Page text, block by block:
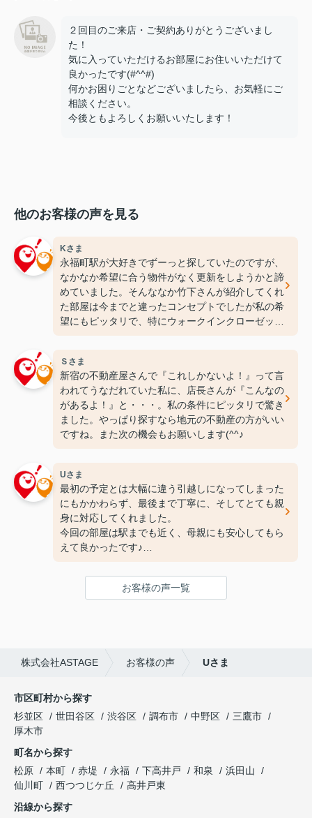
２回目のご来店・ご契約ありがとうございまし
た！
気に入っていただけるお部屋にお住いいただけて
良かったです(#^^#)
何かお困りごとなどございましたら、お気軽にご
相談ください。
今後ともよろしくお願いいたします！
他のお客様の声を見る
Kさま
永福町駅が大好きでずーっと探していたのですが、
なかなか希望に合う物件がなく更新をしようかと諦
めていました。そんななか竹下さんが紹介してくれ
た部屋は今までと違ったコンセプトでしたが私の希
望にもピッタリで、特にウォークインクローゼット
Ｓさま
新宿の不動産屋さんで『これしかないよ！』って言
われてうなだれていた私に、店長さんが『こんなの
があるよ！』と・・・。私の条件にピッタリで驚き
ました。やっぱり探すなら地元の不動産の方がいい
ですね。また次の機会もお願いします(^^♪
Uさま
最初の予定とは大幅に違う引越しになってしまった
にもかかわらず、最後まで丁寧に、そしてとても親
身に対応してくれました。
今回の部屋は駅までも近く、母親にも安心してもら
えて良かったです♪
ってます！
ありがとうございました(^^♪
お客様の声一覧
株式会社ASTAGE お客様の声 Uさま
市区町村から探す
杉並区
世田谷区 渋谷区 調布市 中野区
三鷹市
厚木市
町名から探す
松原
本町 赤堤 永福 下高井戸 和泉
浜田山
仙川町
西つつじケ丘
高井戸東
沿線から探す